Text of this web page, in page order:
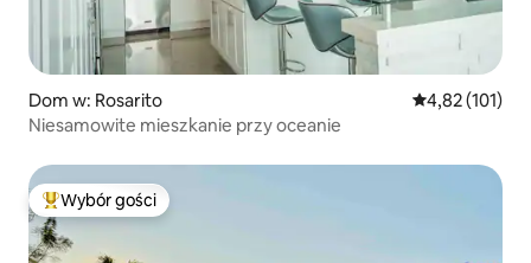
Dom w: Rosarito Średnia
4,82 (101)
Niesamowite mieszkanie przy oceanie
Najpopularniejsze z kategorii Wybór gości
Wybór gości